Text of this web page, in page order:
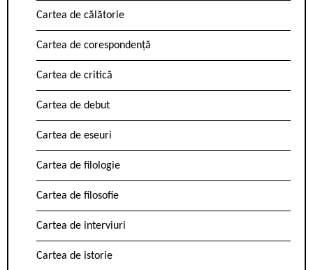
Cartea de călătorie
Cartea de corespondență
Cartea de critică
Cartea de debut
Cartea de eseuri
Cartea de filologie
Cartea de filosofie
Cartea de interviuri
Cartea de istorie